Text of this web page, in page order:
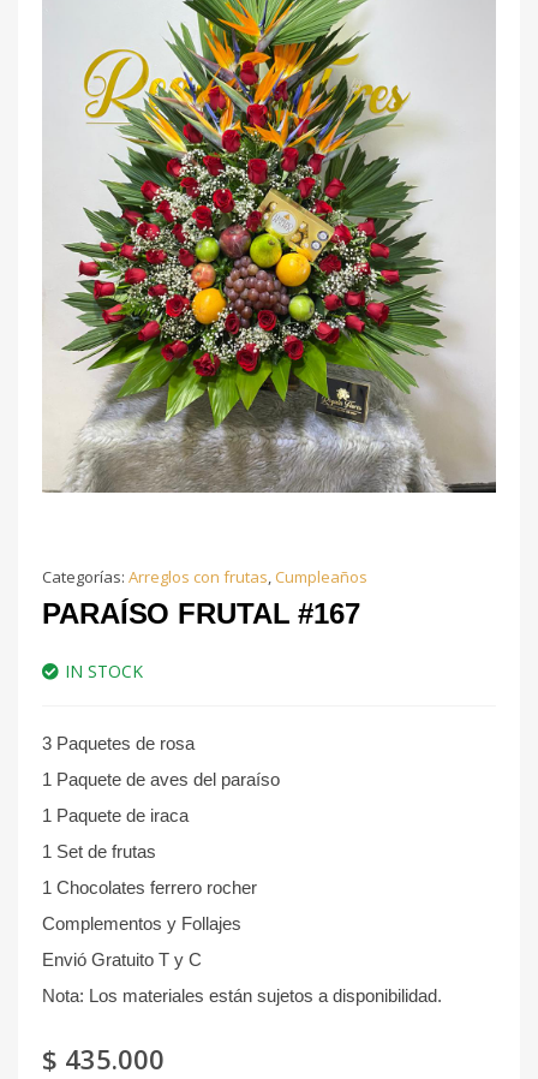
Categorías: Arreglos con frutas, Cumpleaños
PARAÍSO FRUTAL #167
IN STOCK
3 Paquetes de rosa
1 Paquete de aves del paraíso
1 Paquete de iraca
1 Set de frutas
1 Chocolates ferrero rocher
Complementos y Follajes
Envió Gratuito T y C
Nota: Los materiales están sujetos a disponibilidad.
$ 435.000